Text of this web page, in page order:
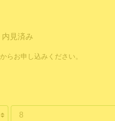
内見済み
からお申し込みください。